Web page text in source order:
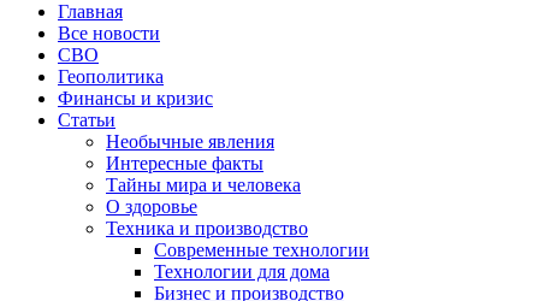
Главная
Все новости
СВО
Геополитика
Финансы и кризис
Статьи
Необычные явления
Интересные факты
Тайны мира и человека
О здоровье
Техника и производство
Современные технологии
Технологии для дома
Бизнес и производство